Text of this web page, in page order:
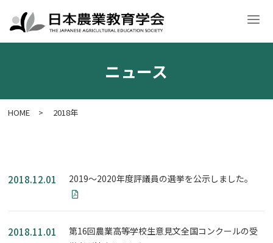
学会案内 入会・各種申請
ニュース
HOME > 2018年
2018.12.01 2019～2020年度評議員の選挙を公示しました。
2018.11.01
第16回農業高等学校生意見文全国コンクールの受